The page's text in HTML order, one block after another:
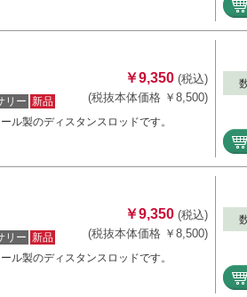
￥9,350 (税込)
(税抜本体価格 ￥8,500)
リー 新品
ル製のディスタンスロッドです。
￥9,350 (税込)
(税抜本体価格 ￥8,500)
リー 新品
ル製のディスタンスロッドです。